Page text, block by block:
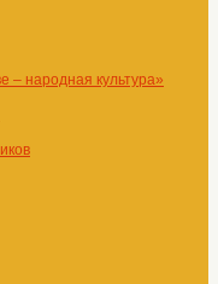
– народная культура»